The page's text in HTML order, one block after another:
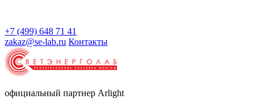
+7 (499) 648 71 41
zakaz@se-lab.ru Контакты
официальный партнер Arlight